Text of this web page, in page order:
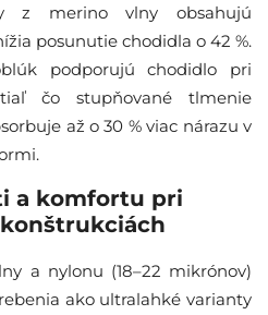
z merino vlny obsahujú
posunutie chodidla o 42 %.
podporujú chodidlo pri
čo stupňované tlmenie
až o 30 % viac nárazu v
a komfortu pri
a nylonu (18–22 mikrónov)
ako ultralahké varianty